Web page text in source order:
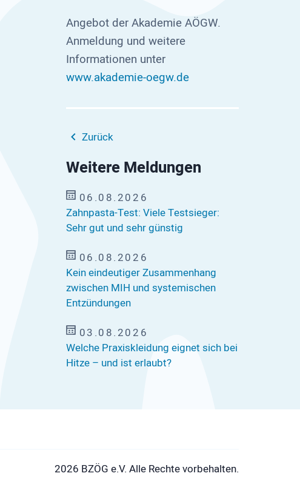
Angebot der Akademie AÖGW.
Anmeldung und weitere
Informationen unter
www.akademie-oegw.de
Zurück
Weitere Meldungen
06.08.2026
Zahnpasta-Test: Viele Testsieger:
Sehr gut und sehr günstig
06.08.2026
Kein eindeutiger Zusammenhang
zwischen MIH und systemischen
Entzündungen
03.08.2026
Welche Praxiskleidung eignet sich bei
Hitze – und ist erlaubt?
2026 BZÖG e.V. Alle Rechte vorbehalten.